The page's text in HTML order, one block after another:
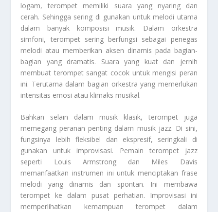
logam, terompet memiliki suara yang nyaring dan
cerah. Sehingga sering di gunakan untuk melodi utama
dalam banyak komposisi musik. Dalam orkestra
simfoni, terompet sering berfungsi sebagai penegas
melodi atau memberikan aksen dinamis pada bagian-
bagian yang dramatis. Suara yang kuat dan jernih
membuat terompet sangat cocok untuk mengisi peran
ini. Terutama dalam bagian orkestra yang memerlukan
intensitas emosi atau klimaks musikal.
Bahkan selain dalam musik klasik, terompet juga
memegang peranan penting dalam musik jazz. Di sini,
fungsinya lebih fleksibel dan ekspresif, seringkali di
gunakan untuk improvisasi. Pemain terompet jazz
seperti Louis Armstrong dan Miles Davis
memanfaatkan instrumen ini untuk menciptakan frase
melodi yang dinamis dan spontan. Ini membawa
terompet ke dalam pusat perhatian. Improvisasi ini
memperlihatkan kemampuan terompet dalam